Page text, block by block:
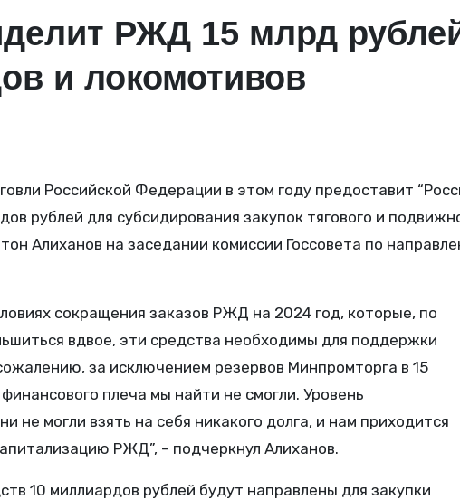
РЖД 15 млрд
и локомотивов
рублей для субсидирования закупок тягового и
Алиханов на заседании комиссии Госсовета по
сокращения заказов РЖД на 2024 год, которые, по
вдвое, эти средства необходимы для поддержки
за исключением резервов Минпромторга в 15
плеча мы найти не смогли. Уровень
не могли взять на себя никакого долга, и нам приходится
РЖД”, – подчеркнул Алиханов.
10 миллиардов рублей будут направлены для закупки